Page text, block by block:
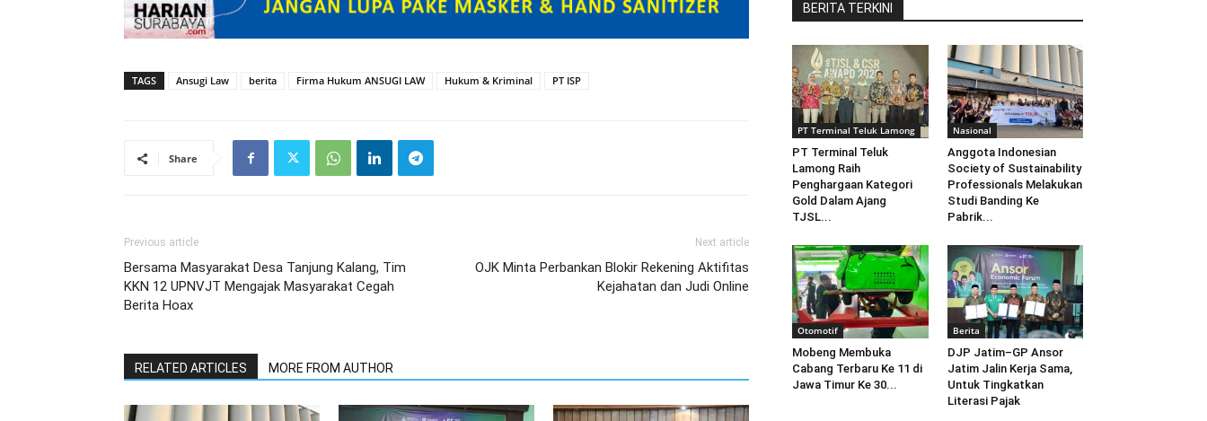
TAGS Ansugi Law berita Firma Hukum ANSUGI LAW Hukum & Kriminal PT ISP
Share
Previous article
Bersama Masyarakat Desa Tanjung Kalang, Tim
KKN 12 UPNVJT Mengajak Masyarakat Cegah
Berita Hoax
Next article
OJK Minta Perbankan Blokir Rekening Aktifitas
Kejahatan dan Judi Online
RELATED ARTICLES MORE FROM AUTHOR
BERITA TERKINI
PT Terminal Teluk Lamong
PT Terminal Teluk
Lamong Raih
Penghargaan Kategori
Gold Dalam Ajang
TJSL...
Nasional
Anggota Indonesian
Society of Sustainability
Professionals Melakukan
Studi Banding Ke
Pabrik...
Otomotif
Mobeng Membuka
Cabang Terbaru Ke 11 di
Jawa Timur Ke 30...
Berita
DJP Jatim–GP Ansor
Jatim Jalin Kerja Sama,
Untuk Tingkatkan
Literasi Pajak